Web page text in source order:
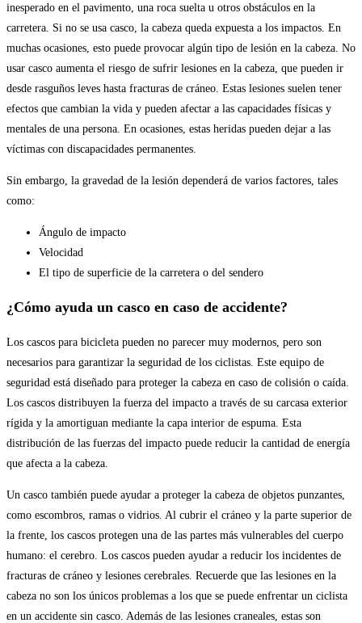
inesperado en el pavimento, una roca suelta u otros obstáculos en la
carretera. Si no se usa casco, la cabeza queda expuesta a los impactos. En
muchas ocasiones, esto puede provocar algún tipo de lesión en la cabeza. No
usar casco aumenta el riesgo de sufrir lesiones en la cabeza, que pueden ir
desde rasguños leves hasta fracturas de cráneo. Estas lesiones suelen tener
efectos que cambian la vida y pueden afectar a las capacidades físicas y
mentales de una persona. En ocasiones, estas heridas pueden dejar a las
víctimas con discapacidades permanentes.
Sin embargo, la gravedad de la lesión dependerá de varios factores, tales
como:
Ángulo de impacto
Velocidad
El tipo de superficie de la carretera o del sendero
¿Cómo ayuda un casco en caso de accidente?
Los cascos para bicicleta pueden no parecer muy modernos, pero son
necesarios para garantizar la seguridad de los ciclistas. Este equipo de
seguridad está diseñado para proteger la cabeza en caso de colisión o caída.
Los cascos distribuyen la fuerza del impacto a través de su carcasa exterior
rígida y la amortiguan mediante la capa interior de espuma. Esta
distribución de las fuerzas del impacto puede reducir la cantidad de energía
que afecta a la cabeza.
Un casco también puede ayudar a proteger la cabeza de objetos punzantes,
como escombros, ramas o vidrios. Al cubrir el cráneo y la parte superior de
la frente, los cascos protegen una de las partes más vulnerables del cuerpo
humano: el cerebro. Los cascos pueden ayudar a reducir los incidentes de
fracturas de cráneo y lesiones cerebrales. Recuerde que las lesiones en la
cabeza no son los únicos problemas a los que se puede enfrentar un ciclista
en un accidente sin casco. Además de las lesiones craneales, estas son